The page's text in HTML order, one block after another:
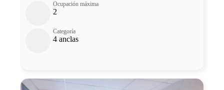
Ocupación máxima
2
Categoría
4 anclas